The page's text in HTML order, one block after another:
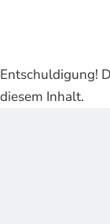
Entschuldigung!
diesem Inhalt.